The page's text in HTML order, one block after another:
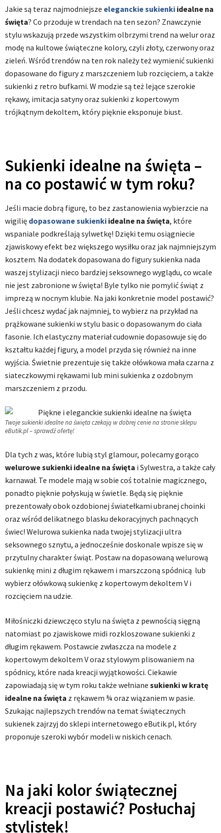
Jakie są teraz najmodniejsze eleganckie sukienki idealne na
święta? Co przoduje w trendach na ten sezon? Znawczynie
stylu wskazują przede wszystkim olbrzymi trend na welur oraz
modę na kultowe świąteczne kolory, czyli złoty, czerwony oraz
zieleń. Wśród trendów na ten rok należy też wymienić sukienki
dopasowane do figury z marszczeniem lub rozcięciem, a także
sukienki z retro bufkami. W modzie są też lejące szerokie
rękawy, imitacja satyny oraz sukienki z kopertowym
trójkątnym dekoltem, który pięknie eksponuje biust.
Sukienki idealne na święta –
na co postawić w tym roku?
Jeśli macie dobrą figurę, to bez zastanowienia wybierzcie na
wigilię dopasowane sukienki idealne na święta, które
wspaniale podkreślają sylwetkę! Dzięki temu osiągniecie
zjawiskowy efekt bez większego wysiłku oraz jak najmniejszym
kosztem. Na dodatek dopasowana do figury sukienka nada
waszej stylizacji nieco bardziej seksownego wyglądu, co wcale
nie jest zabronione w święta! Byle tylko nie pomylić świąt z
imprezą w nocnym klubie. Na jaki konkretnie model postawić?
Jeśli chcesz wydać jak najmniej, to wybierz na przykład na
prążkowane sukienki w stylu basic o dopasowanym do ciała
fasonie. Ich elastyczny materiał cudownie dopasowuje się do
kształtu każdej figury, a model przyda się również na inne
wyjścia. Świetnie prezentuje się także ołówkowa mała czarna z
siateczkowymi rękawami lub mini sukienka z ozdobnym
marszczeniem z przodu.
Twoje sukienki idealne na święta czekają w dobrej cenie na stronie sklepu
eButik.pl – sprawdź ofertę!
Dla tych z was, które lubią styl glamour, polecamy gorąco
welurowe sukienki idealne na święta i Sylwestra, a także cały
karnawał. Te modele mają w sobie coś totalnie magicznego,
ponadto pięknie połyskują w świetle. Będą się pięknie
prezentowały obok ozdobionej światełkami ubranej choinki
oraz wśród delikatnego blasku dekoracyjnych pachnących
świec! Welurowa sukienka nada twojej stylizacji ultra
seksownego sznytu, a jednocześnie doskonale wpisze się w
przytulny charakter świąt. Postaw na dopasowaną welurową
sukienkę mini z długim rękawem i marszczoną spódnicą lub
wybierz ołówkową sukienkę z kopertowym dekoltem V i
rozcięciem na udzie.
Miłośniczki dziewczęco stylu na święta z pewnością sięgną
natomiast po zjawiskowe midi rozkloszowane sukienki z
długim rękawem. Postawcie zwłaszcza na modele z
kopertowym dekoltem V oraz stylowym plisowaniem na
spódnicy, które nada kreacji wyjątkowości. Ciekawie
zapowiadają się w tym roku także wełniane sukienki w kratę
idealne na święta z rękawem ¾ oraz wiązaniem w pasie.
Szukając najlepszych trendów na temat świątecznych
sukienek zajrzyj do sklepi internetowego eButik.pl, który
proponuje szeroki wybór modeli w niskich cenach.
Na jaki kolor świątecznej
kreacji postawić? Posłuchaj
stylistek!